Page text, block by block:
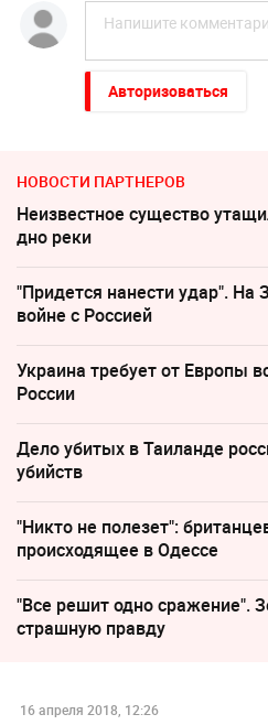
Авторизоваться
НОВОСТИ ПАРТНЕРОВ
Неизвестное существо
дно реки
"Придется нанести удар". На
войне с Россией
Украина требует от Европы
России
Дело убитых в Таиланде
убийств
"Никто не полезет":
происходящее в Одессе
"Все решит одно сражение".
страшную правду
16 апреля 2018, 12:26